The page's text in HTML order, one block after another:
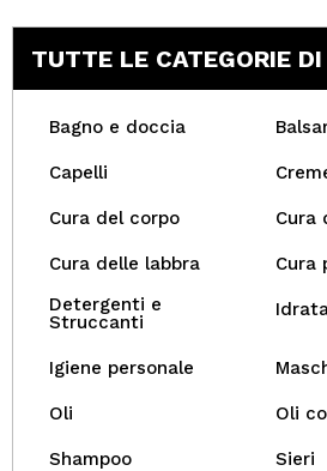
TUTTE LE CATEGORIE
Bagno e doccia
Capelli
Cura del corpo Cura
Cura delle labbra
Cura
Detergenti e
Struccanti
Igiene personale
Oli Oli
Shampoo Sieri